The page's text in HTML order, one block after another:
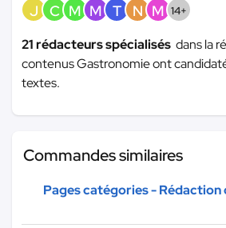
J C M M T N M 14+
21 rédacteurs spécialisés dans la
contenus Gastronomie ont
textes.
Commandes similaires
Pages catégories - Rédaction